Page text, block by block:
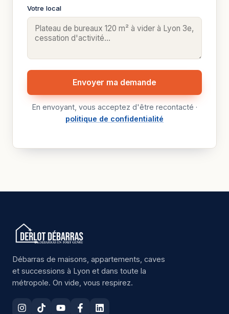
Votre local
Envoyer ma demande
En envoyant, vous acceptez d'être recontacté ·
politique de confidentialité
Débarras de maisons, appartements, caves
et successions à Lyon et dans toute la
métropole. On vide, vous respirez.